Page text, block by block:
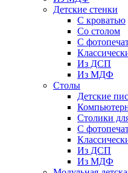
Детские стенки
С кроватью
Со столом
С
Из ДСП
Из МДФ
Столы
Детские
Столики
С
Из ДСП
Из МДФ